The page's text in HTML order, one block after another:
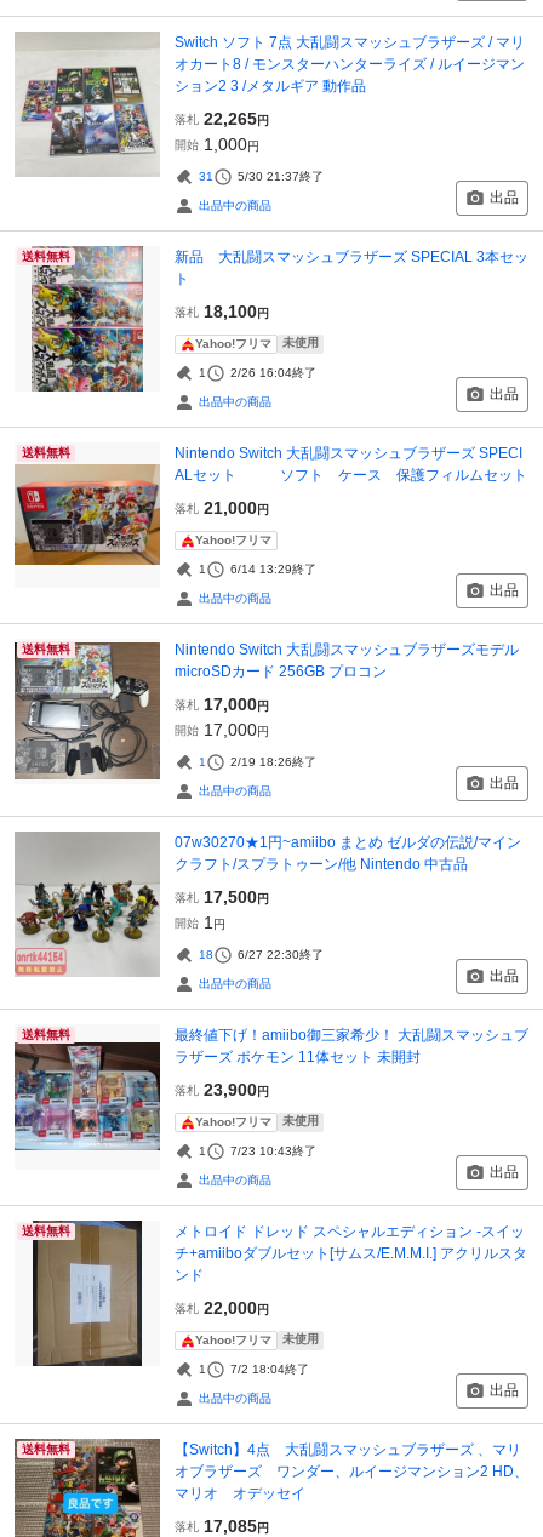
Switch ソフト 7点 大乱闘スマッシュブラザーズ / マリ
オカート8 / モンスターハンターライズ / ルイージマン
ション2 3 /メタルギア 動作品
落札 22,265円
開始 1,000円
31 5/30 21:37終了
出品中の商品 出品
送料無料
新品 大乱闘スマッシュブラザーズ SPECIAL 3本セッ
ト
落札 18,100円
Yahoo!フリマ 未使用
1 2/26 16:04終了
出品中の商品 出品
送料無料
Nintendo Switch 大乱闘スマッシュブラザーズ SPECI
ALセット ソフト ケース 保護フィルムセット
落札 21,000円
Yahoo!フリマ
1 6/14 13:29終了
出品中の商品 出品
送料無料
Nintendo Switch 大乱闘スマッシュブラザーズモデル
microSDカード 256GB プロコン
落札 17,000円
開始 17,000円
1 2/19 18:26終了
出品中の商品 出品
07w30270★1円~amiibo まとめ ゼルダの伝説/マイン
クラフト/スプラトゥーン/他 Nintendo 中古品
落札 17,500円
開始 1 円
18 6/27 22:30終了
出品中の商品 出品
送料無料
最終値下げ！amiibo御三家希少！ 大乱闘スマッシュブ
ラザーズ ポケモン 11体セット 未開封
落札 23,900円
Yahoo!フリマ 未使用
1 7/23 10:43終了
出品中の商品 出品
送料無料
メトロイド ドレッド スペシャルエディション -スイッ
チ+amiiboダブルセット[サムス/E.M.M.I.] アクリルスタ
ンド
落札 22,000円
Yahoo!フリマ 未使用
1 7/2 18:04終了
出品中の商品 出品
送料無料
【Switch】4点 大乱闘スマッシュブラザーズ 、マリ
オブラザーズ ワンダー、ルイージマンション2 HD、
マリオ オデッセイ
落札 17,085円